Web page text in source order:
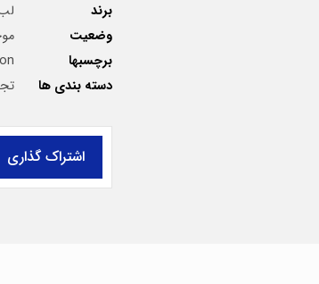
برند
وضعیت
برچسبها
دسته بندی ها